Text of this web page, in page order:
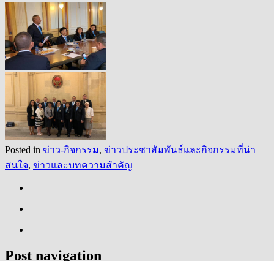
Posted in ข่าว-กิจกรรม, ข่าวประชาสัมพันธ์และกิจกรรมที่น่า
สนใจ, ข่าวและบทความสำคัญ
Post navigation